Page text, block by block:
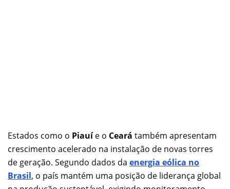
Estados como o Piauíe o Ceará também apresentam
crescimento acelerado na instalação de novas torres
de geração. Segundo dados da energia eólica no
Brasil, o país mantém uma posição de liderança global